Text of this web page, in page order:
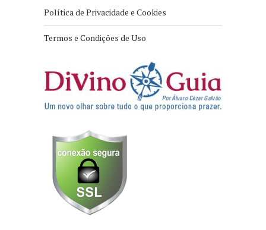
Política de Privacidade e Cookies
Termos e Condições de Uso